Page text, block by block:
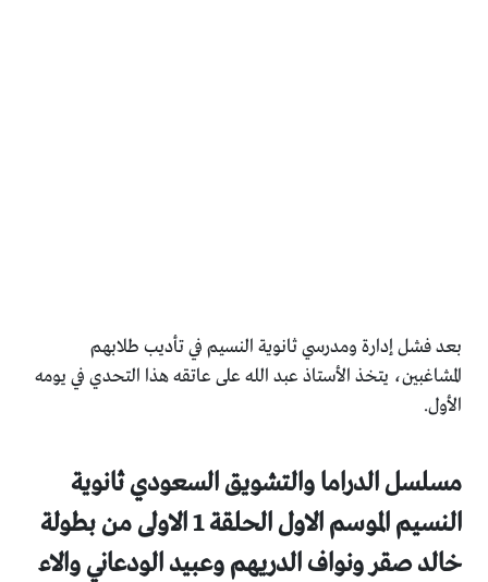
بعد فشل إدارة ومدرسي ثانوية النسيم في تأديب طلابهم
المشاغبين، يتخذ الأستاذ عبد الله على عاتقه هذا التحدي في يومه
الأول.
مسلسل الدراما والتشويق السعودي ثانوية
النسيم الموسم الاول الحلقة 1 الاولى من بطولة
خالد صقر ونواف الدريهم وعبيد الودعاني والاء